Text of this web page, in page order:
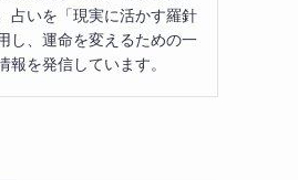
占いを「現実に活かす羅針
し、運命を変えるための一
報を発信しています。